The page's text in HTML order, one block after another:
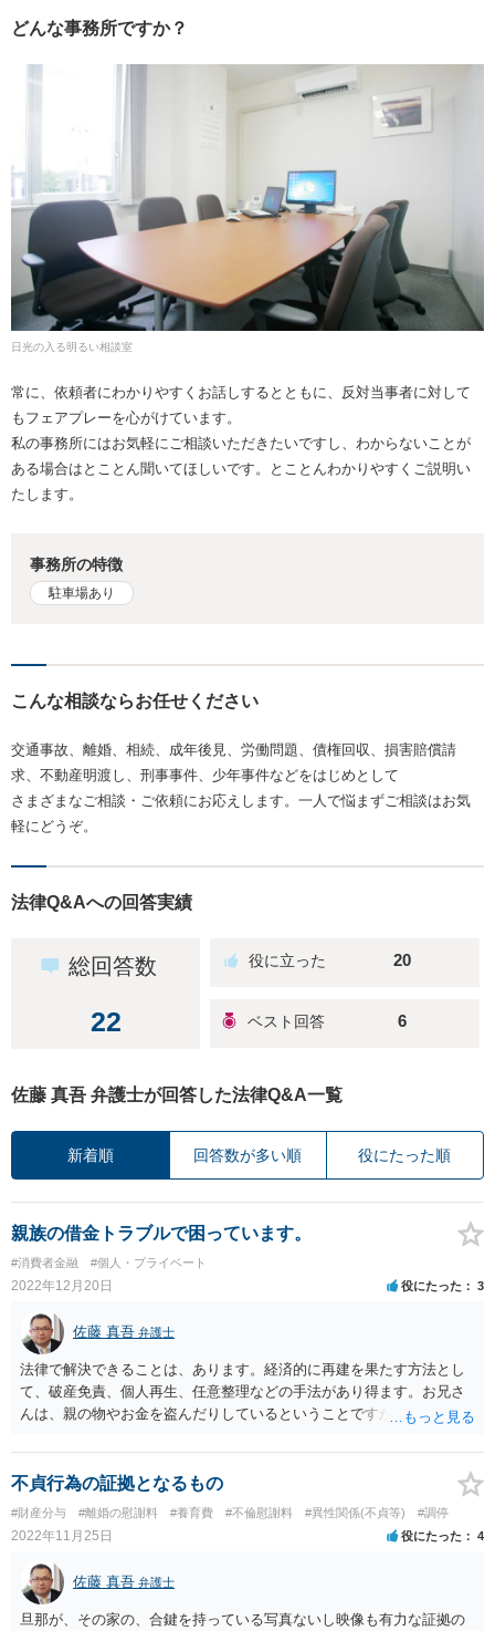
どんな事務所ですか？
日光の入る明るい相談室
常に、依頼者にわかりやすくお話しするとともに、反対当事者に対して
もフェアプレーを心がけています。
私の事務所にはお気軽にご相談いただきたいですし、わからないことが
ある場合はとことん聞いてほしいです。とことんわかりやすくご説明い
たします。
事務所の特徴
駐車場あり
こんな相談ならお任せください
交通事故、離婚、相続、成年後見、労働問題、債権回収、損害賠償請
求、不動産明渡し、刑事事件、少年事件などをはじめとして
さまざまなご相談・ご依頼にお応えします。一人で悩まずご相談はお気
軽にどうぞ。
法律Q&Aへの回答実績
総回答数
22
20
6
佐藤 真吾 弁護士が回答した法律Q&A一覧
新着順 回答数が多い順 役にたった順
親族の借金トラブルで困っています。
#消費者金融 #個人・プライベート
2022年12月20日 役にたった 3
佐藤 真吾 弁護士
法律で解決できることは、あります。経済的に再建を果たす方法とし
て、破産免責、個人再生、任意整理などの手法があり得ます。お兄さ
んは、親の物やお金を盗んだりしているということですが、今後、こ
ると、取り返しがつかなくなるかもしれません（刑事事件になるかも
しれません。手元にお金がなく、焦っている人は、平常時にはしない
と相談してみることをおすすめします。
不貞行為の証拠となるもの
#財産分与 #離婚の慰謝料 #養育費 #不倫慰謝料 #異性関係(不貞等) #調停
2022年11月25日 役にたった 4
佐藤 真吾 弁護士
旦那が、その家の、合鍵を持っている写真ないし映像も有力な証拠の